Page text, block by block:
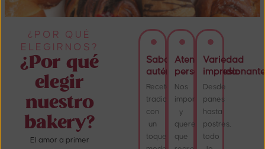
¿POR QUÉ
ELEGIRNOS?
¿Por qué
elegir
nuestro
bakery?
El amor a primer
Sabor
auténtico:
Recetas
tradicionales
con
un
toque
Atención
personalizada:
Nos
importas,
y
queremos
que
Variedad
Desde
panes
hasta
postres,
todo